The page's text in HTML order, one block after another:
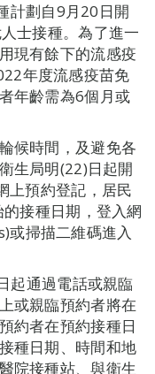
計劃自9月20日開
士接種。為了進一
現有餘下的流感疫
年度流感疫苗免
年齡需為6個月或
候時間，及避免各
生局明(22)日起開
上預約登記，居民
接種日期，登入網
掃描二維碼進入
起通過電話或親臨
或親臨預約者將在
約者在預約接種日
種日期、時間和地
院接種站、與衛生